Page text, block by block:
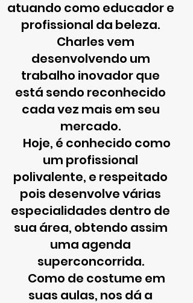
atuando como educador e
profissional da beleza.
Charles vem
desenvolvendo um
trabalho inovador que
está sendo reconhecido
cada vez mais em seu
mercado.
Hoje, é conhecido como
um profissional
polivalente, e respeitado
pois desenvolve várias
especialidades dentro de
sua área, obtendo assim
uma agenda
superconcorrida.
Como de costume em
suas aulas, nos dá a